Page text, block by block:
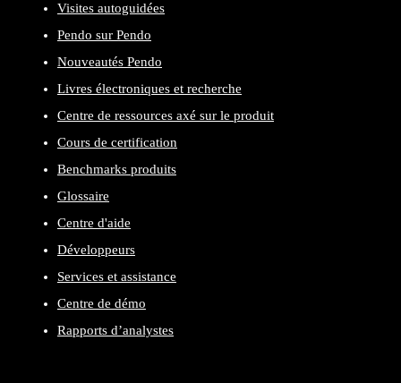
Visites autoguidées
Pendo sur Pendo
Nouveautés Pendo
Livres électroniques et recherche
Centre de ressources axé sur le produit
Cours de certification
Benchmarks produits
Glossaire
Centre d'aide
Développeurs
Services et assistance
Centre de démo
Rapports d’analystes